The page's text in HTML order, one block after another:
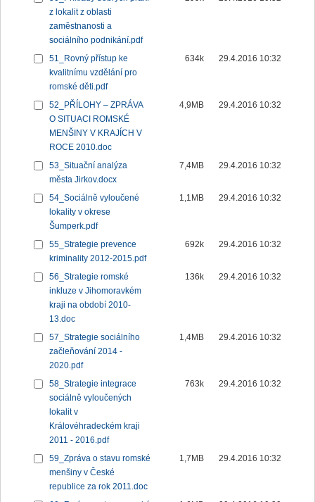
z lokalit z oblasti
zaměstnanosti a
sociálního podnikání.pdf
51_Rovný přístup ke
kvalitnímu vzdělání pro
romské děti.pdf
634k 29.4.2016 10:32
52_PŘÍLOHY – ZPRÁVA
O SITUACI ROMSKÉ
MENŠINY V KRAJÍCH V
ROCE 2010.doc
4,9MB 29.4.2016 10:32
53_Situační analýza
města Jirkov.docx
7,4MB 29.4.2016 10:32
54_Sociálně vyloučené
lokality v okrese
Šumperk.pdf
1,1MB 29.4.2016 10:32
55_Strategie prevence
kriminality 2012-2015.pdf
692k 29.4.2016 10:32
56_Strategie romské
inkluze v Jihomoravkém
kraji na období 2010-
13.doc
136k 29.4.2016 10:32
57_Strategie sociálního
začleňování 2014 -
2020.pdf
1,4MB 29.4.2016 10:32
58_Strategie integrace
sociálně vyloučených
lokalit v
Královéhradeckém kraji
2011 - 2016.pdf
763k 29.4.2016 10:32
59_Zpráva o stavu romské
menšiny v České
republice za rok 2011.doc
1,7MB 29.4.2016 10:32